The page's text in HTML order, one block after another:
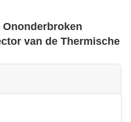
Ononderbroken
van de Thermische